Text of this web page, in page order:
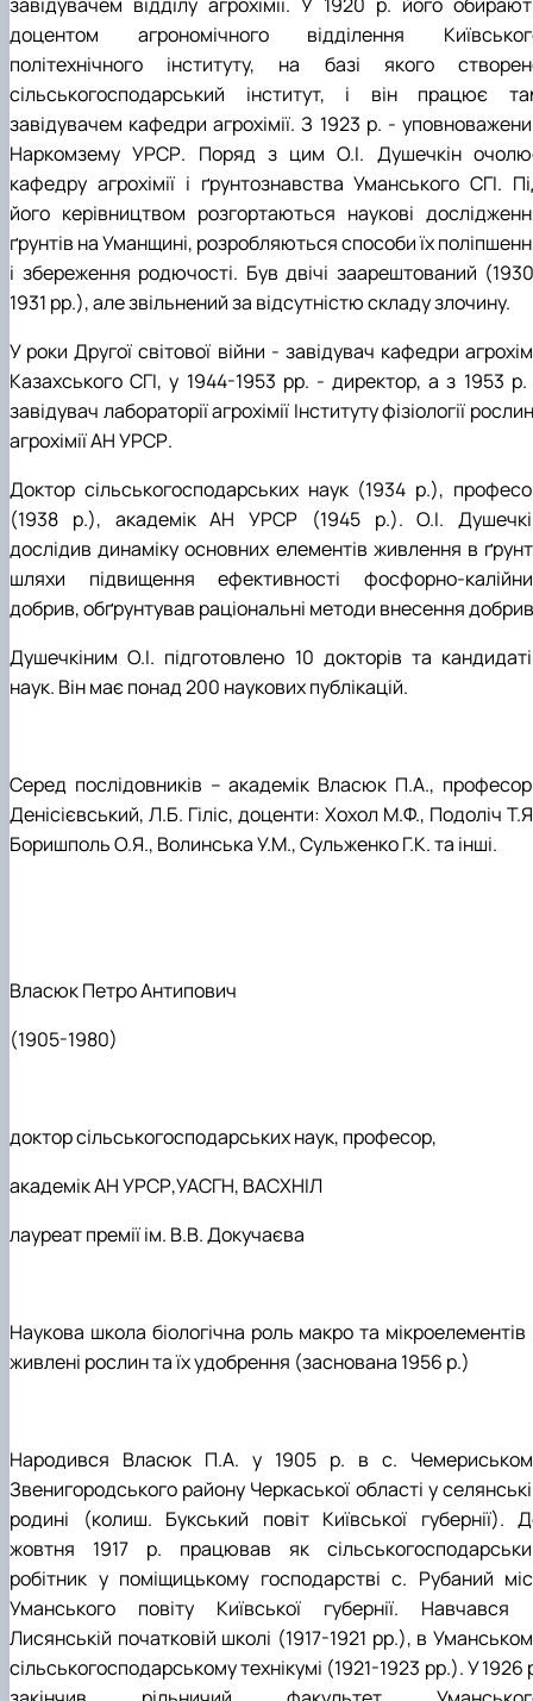
завідувачем відділу агрохімії. У 1920 р. його
доцентом агрономічного відділення
політехнічного інституту, на базі якого
сільськогосподарський інститут, і він працює
завідувачем кафедри агрохімії. З 1923 р. -
Наркомзему УРСР. Поряд з цим О.І. Душечкін
кафедру агрохімії і ґрунтознавства Уманського СГІ.
його керівництвом розгортаються наукові
ґрунтів на Уманщині, розробляються способи їх
і збереження родючості. Був двічі заарештований
1931 рр.), але звільнений за відсутністю складу злочину.
У роки Другої світової війни - завідувач кафедри
Казахського СГІ, у 1944-1953 рр. - директор, а з 1953
завідувач лабораторії агрохімії Інституту фізіології
агрохімії АН УРСР.
Доктор сільськогосподарських наук (1934 р.),
(1938 р.), академік АН УРСР (1945 р.). О.І.
дослідив динаміку основних елементів живлення в
шляхи підвищення ефективності фосфорно-
добрив, обґрунтував раціональні методи внесення
Душечкіним О.І. підготовлено 10 докторів та
наук. Він має понад 200 наукових публікацій.
Серед послідовників – академік Власюк П.А.,
Денісієвський, Л.Б. Гіліс, доценти: Хохол М.Ф., Подоліч
Боришполь О.Я., Волинська У.М., Сульженко Г.К. та інші.
Власюк Петро Антипович
(1905-1980)
доктор сільськогосподарських наук, професор,
академік АН УРСР,УАСГН, ВАСХНІЛ
лауреат премії ім. В.В. Докучаєва
Наукова школа біологічна роль макро та мікроелементів
живлені рослин та їх удобрення (заснована 1956 р.)
Народився Власюк П.А. у 1905 р. в с.
Звенигородського району Черкаської області у
родині (колиш. Букський повіт Київської губернії).
жовтня 1917 р. працював як
робітник у поміщицькому господарстві с. Рубаний
Уманського повіту Київської губернії. Навчався
Лисянській початковій школі (1917-1921 рр.), в
сільськогосподарському технікумі (1921-1923 рр.). У 1926